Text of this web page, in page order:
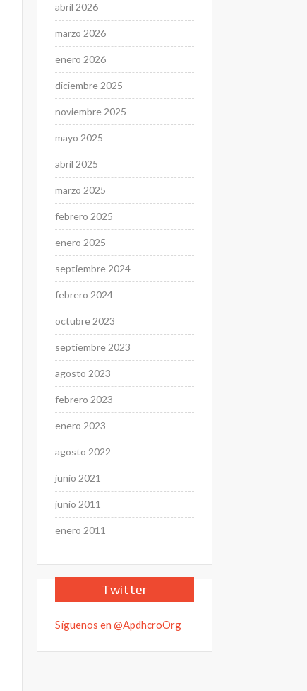
abril 2026
marzo 2026
enero 2026
diciembre 2025
noviembre 2025
mayo 2025
abril 2025
marzo 2025
febrero 2025
enero 2025
septiembre 2024
febrero 2024
octubre 2023
septiembre 2023
agosto 2023
febrero 2023
enero 2023
agosto 2022
junio 2021
junio 2011
enero 2011
Twitter
Síguenos en @ApdhcroOrg